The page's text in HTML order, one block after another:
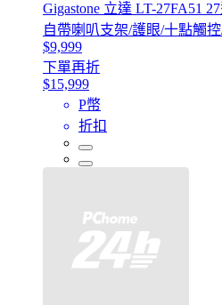
Gigastone 立達 LT-27FA51
自帶喇叭支架/護眼/十點觸
$9,999
下單再折
$15,999
P幣
折扣